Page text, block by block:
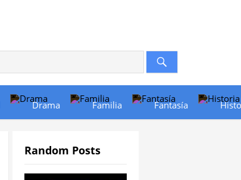
Drama Familia Fantasía
Random Posts